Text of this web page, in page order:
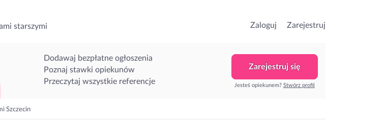
starszymi Zaloguj Zarejestruj
Dodawaj bezpłatne ogłoszenia
Poznaj stawki opiekunów
Przeczytaj wszystkie referencje
Zarejestruj się
Jesteś opiekunem? Stwórz profil
Szczecin